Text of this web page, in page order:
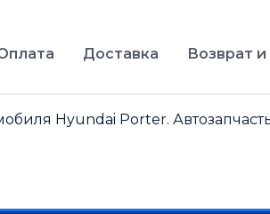
Доставка Возврат и
Hyundai Porter.